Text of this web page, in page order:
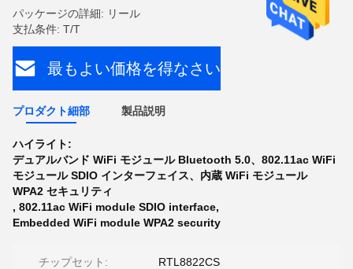
パッケージの詳細: リール
支払条件: T/T
最もよい価格を得なさい
プロダクト細部 製品説明
ハイライト:
デュアルバンド WiFi モジュール Bluetooth 5.0、802.11ac WiFi
モジュール SDIO インターフェイス、内蔵 WiFi モジュール
WPA2 セキュリティ
, 802.11ac WiFi module SDIO interface,
Embedded WiFi module WPA2 security
チップセット: RTL8822CS